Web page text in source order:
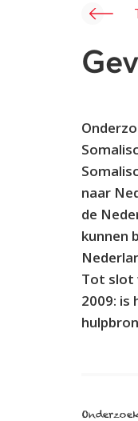
naar
de
kunnen
Tot slot
2009: is
Onderzoek